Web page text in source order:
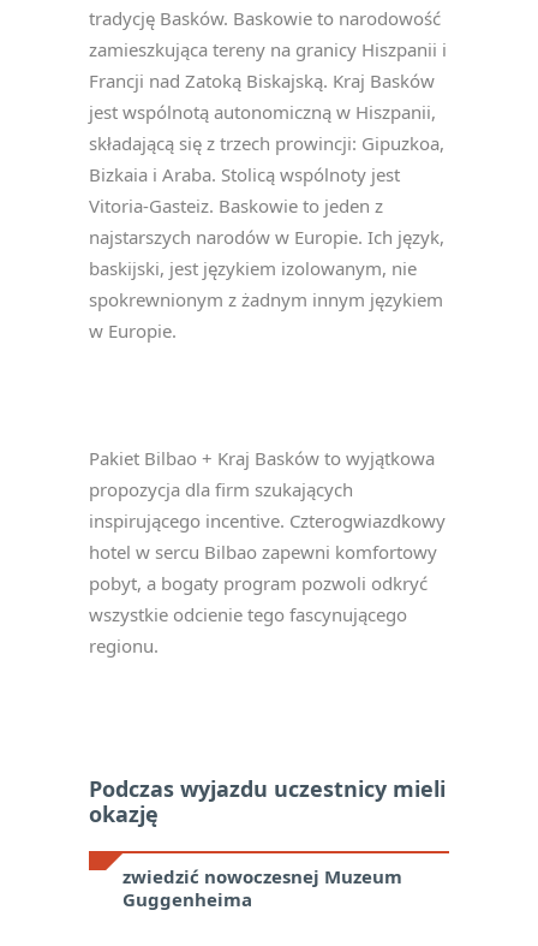
tradycję Basków. Baskowie to narodowość
zamieszkująca tereny na granicy Hiszpanii i
Francji nad Zatoką Biskajską. Kraj Basków
jest wspólnotą autonomiczną w Hiszpanii,
składającą się z trzech prowincji: Gipuzkoa,
Bizkaia i Araba. Stolicą wspólnoty jest
Vitoria-Gasteiz. Baskowie to jeden z
najstarszych narodów w Europie. Ich język,
baskijski, jest językiem izolowanym, nie
spokrewnionym z żadnym innym językiem
w Europie.
Pakiet Bilbao + Kraj Basków to wyjątkowa
propozycja dla firm szukających
inspirującego incentive. Czterogwiazdkowy
hotel w sercu Bilbao zapewni komfortowy
pobyt, a bogaty program pozwoli odkryć
wszystkie odcienie tego fascynującego
regionu.
Podczas wyjazdu uczestnicy mieli
okazję
zwiedzić nowoczesnej Muzeum
Guggenheima